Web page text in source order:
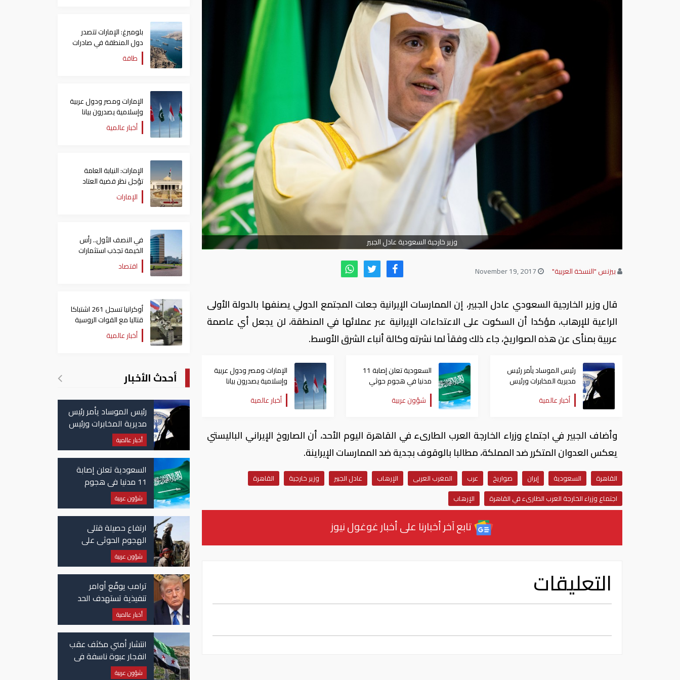
وزير خارجية السعودية عادل الجبير
بيزنس "النسخة العربية"
قال وزير الخارجية السعودي عادل الجبير، إن الممارسات الإيرانية جعلت المجتمع الدولي يصنفها بالدولة الأولى
الراعية للإرهاب، مؤكدا أن السكوت على الاعتداءات الإيرانية عبر عملائها في المنطقة، لن يجعل أي عاصمة
عربية بمنأى عن هذه الصواريخ، جاء ذلك وفقاً لما نشرته وكالة أنباء الشرق الأوسط.
رئيس الموساد يأمر رئيس
مديرية المخابرات ورئيس
قسم إيران بالاستقالة
أخبار عالمية
السعودية تعلن إصابة 11
مدنيا في هجوم حوثي
على نجران
شؤون عربية
الإمارات ومصر ودول عربية
وإسلامية يصدرون بيانا
مشتركا بشأن الانتهاكات
الإسرائيلية في غزة
أخبار عالمية
وأضاف الجبير في اجتماع وزراء الخارجة العرب الطارىء في القاهرة اليوم الأحد، أن الصاروخ الإيراني الباليستي
يعكس العدوان المتكرر ضد المملكة، مطالبا بالوقوف بجدية ضد الممارسات الإيراينة.
القاهرة السعودية إيران صواريخ عرب المغرب العربى الإرهاب عادل الجبير وزير خارجية
القاهرة
اجتماع وزراء الخارجة العرب الطارىء في القاهرة
الإرهاب
تابع آخر أخبارنا على أخبار غوغول نيوز
التعليقات
بلومبرغ: الإمارات تتصدر
دول المنطقة في صادرات
النفط عبر مضيق هرمز
طاقة
الإمارات ومصر ودول عربية
وإسلامية يصدرون بيانا
مشتركا بشأن الانتهاكات
الإسرائيلية في غزة
أخبار عالمية
الإمارات: النيابة العامة
تؤجل نظر قضية العتاد
العسكري للسودان
الإمارات
في النصف الأول.. رأس
الخيمة تجذب استثمارات
تتجاوز 771 مليون درهماقتصاد
أوكرانيا تسجل 261 اشتباكا
قتاليا مع القوات الروسية
أخبار عالمية
أحدث الأخبار
رئيس الموساد يأمر رئيس
مديرية المخابرات ورئيس
قسم إيران بالاستقالة
أخبار عالمية
السعودية تعلن إصابة
11 مدنيا في هجوم
حوثي على نجران
شؤون عربية
ارتفاع حصيلة قتلى
الهجوم الحوثي على
قتيلًا وعشرات الجرحى
شؤون عربية
ترامب يوقّع أوامر
تنفيذية تستهدف الحد
من منح الجنسية
الأمريكية بالولادة
أخبار عالمية
انتشار أمني مكثف عقب
انفجار عبوة ناسفة في
حافلة ركاب في سوريا
شؤون عربية